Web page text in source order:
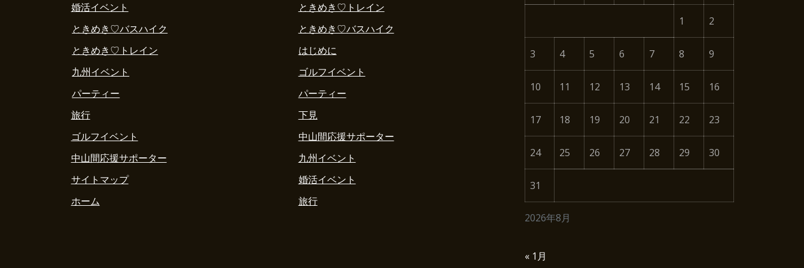
婚活イベント
ときめき♡バスハイク
ときめき♡トレイン
九州イベント
パーティー
旅行
ゴルフイベント
中山間応援サポーター
サイトマップ
ホーム
ときめき♡トレイン
ときめき♡バスハイク
はじめに
ゴルフイベント
パーティー
下見
中山間応援サポーター
九州イベント
婚活イベント
旅行
2026年8月
1 2
3 4 5 6 7 8 9
10 11 12 13 14 15 16
17 18 19 20 21 22 23
24 25 26 27 28 29 30
31
« 1月